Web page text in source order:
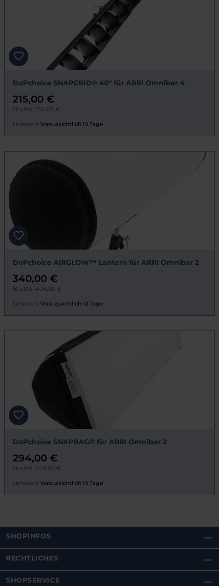
DoPchoice SNAPGRID® 40° für ARRI Omnibar 4
215,00 €
Brutto: 255,85 €
Lieferzeit: Voraussichtlich 10 Tage
DoPchoice AIRGLOW™ Lantern für ARRI Omnibar 2
340,00 €
Brutto: 404,60 €
Lieferzeit: Voraussichtlich 10 Tage
DoPchoice SNAPBAG® für ARRI Omnibar 2
294,00 €
Brutto: 349,86 €
Lieferzeit: Voraussichtlich 10 Tage
SHOPINFOS
RECHTLICHES
SHOPSERVICE